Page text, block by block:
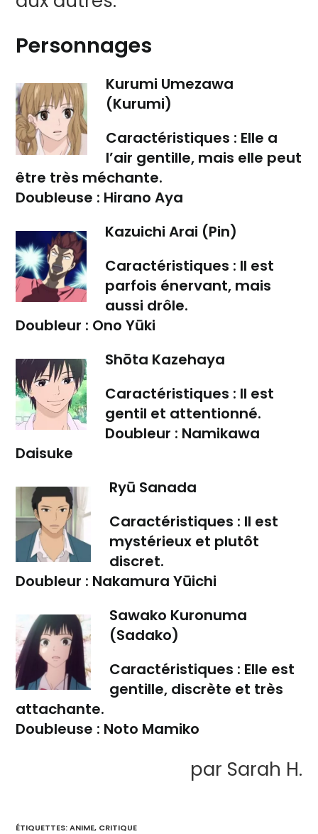
Personnages
Kurumi Umezawa
(Kurumi)
Caractéristiques : Elle a
l’air gentille, mais elle peut
être très méchante.
Doubleuse : Hirano Aya
Kazuichi Arai (Pin)
Caractéristiques : Il est
parfois énervant, mais
aussi drôle.
Doubleur : Ono Yūki
Shōta Kazehaya
Caractéristiques : Il est
gentil et attentionné.
Doubleur : Namikawa
Daisuke
Ryū Sanada
Caractéristiques : Il est
mystérieux et plutôt
discret.
Doubleur : Nakamura Yūichi
Sawako Kuronuma
(Sadako)
Caractéristiques : Elle est
gentille, discrète et très
attachante.
Doubleuse : Noto Mamiko
par Sarah H.
ÉTIQUETTES:ANIME, CRITIQUE